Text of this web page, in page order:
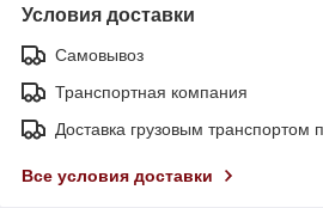
Условия доставки
Самовывоз
Транспортная компания
Доставка грузовым транспортом
Все условия доставки